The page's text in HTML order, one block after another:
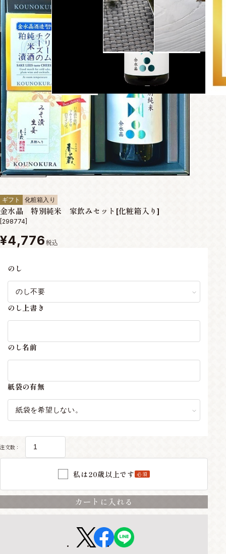
ギフト 化粧箱入り
金水晶 特別純米 家飲みセット[化粧箱入り]
[298774]
¥4,776 税込
のし
のし上書き
のし名前
紙袋の有無
注文数：
私は20歳以上です 必須
カートに入れる